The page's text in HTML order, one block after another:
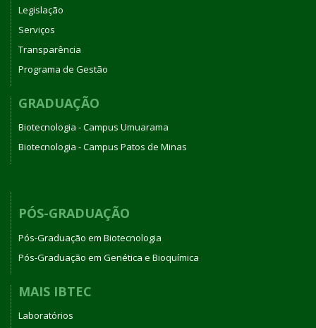
Legislação
Serviços
Transparência
Programa de Gestão
GRADUAÇÃO
Biotecnologia - Campus Umuarama
Biotecnologia - Campus Patos de Minas
PÓS-GRADUAÇÃO
Pós-Graduação em Biotecnologia
Pós-Graduação em Genética e Bioquímica
MAIS IBTEC
Laboratórios